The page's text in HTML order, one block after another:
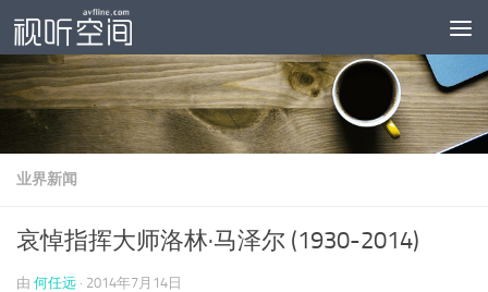
跳至内容
业界新闻
哀悼指挥大师洛林·马泽尔 (1930-2014)
由 何任远 · 2014年7月14日